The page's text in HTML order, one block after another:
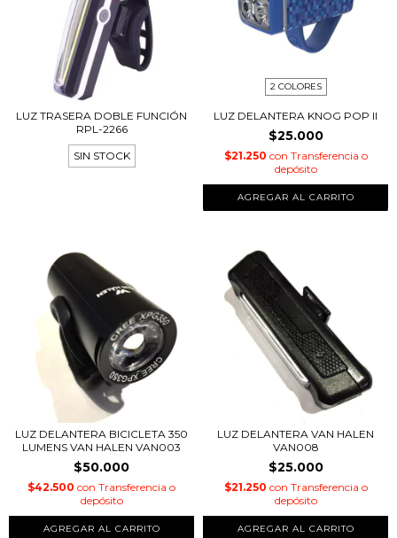
LUZ TRASERA DOBLE FUNCIÓN
RPL-2266
SIN STOCK
2 COLORES
LUZ DELANTERA KNOG POP II
$25.000
$21.250 con Transferencia o
depósito
AGREGAR AL CARRITO
LUZ DELANTERA BICICLETA 350
LUMENS VAN HALEN VAN003
$50.000
$42.500 con Transferencia o
depósito
LUZ DELANTERA VAN HALEN
VAN008
$25.000
$21.250 con Transferencia o
depósito